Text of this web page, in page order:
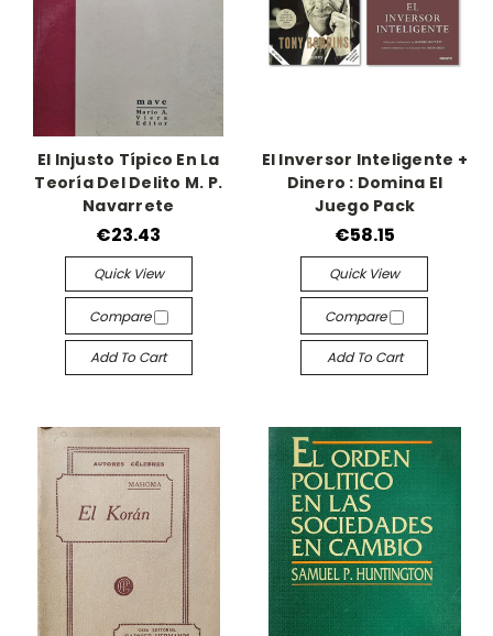
El Injusto Típico En La
Teoría Del Delito M. P.
Navarrete
€23.43
Quick View
Compare
Add To Cart
El Inversor Inteligente +
Dinero : Domina El
Juego Pack
€58.15
Quick View
Compare
Add To Cart